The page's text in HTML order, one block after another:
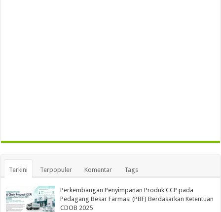
Terkini Terpopuler Komentar Tags
Perkembangan Penyimpanan Produk CCP pada
Pedagang Besar Farmasi (PBF) Berdasarkan Ketentuan
CDOB 2025